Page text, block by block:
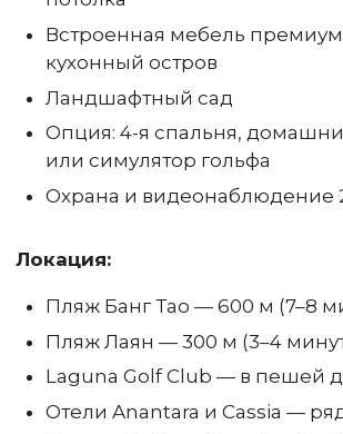
Встроенная мебель
кухонный остров
Ландшафтный сад
Опция: 4-я спальня,
или симулятор гольфа
Охрана и видеонаблюдение
Локация:
Пляж Банг Тао — 600 м (7–8
Пляж Лаян — 300 м (3–4
Laguna Golf Club — в пешей
Отели Anantara и Cassia —